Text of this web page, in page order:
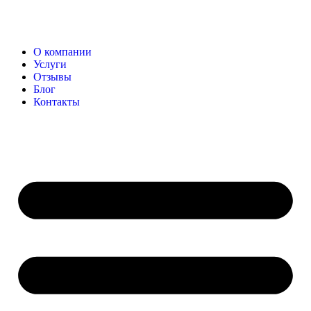
О компании
Услуги
Отзывы
Блог
Контакты